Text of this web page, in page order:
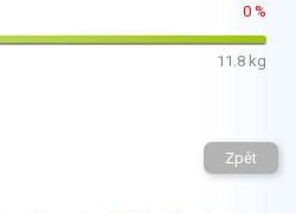
0 %
11.8 kg
Zpět